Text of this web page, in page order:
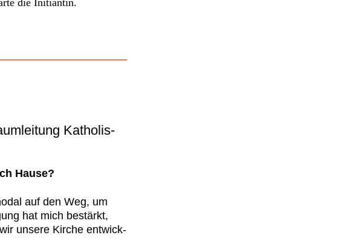
Katholis­
Hause?
auf den Weg, um
hat mich bestärkt,
unsere Kirche entwick­